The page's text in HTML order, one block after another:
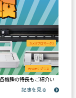
機種の特長もご紹介い